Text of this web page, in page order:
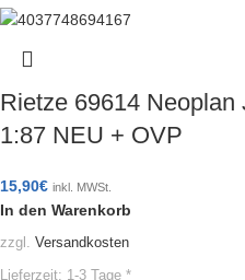
Rietze 69614 Neoplan
1:87 NEU + OVP
15,90€ inkl. MWSt.
In den Warenkorb
zzgl. Versandkosten
Lieferzeit: 1-3 Tage *